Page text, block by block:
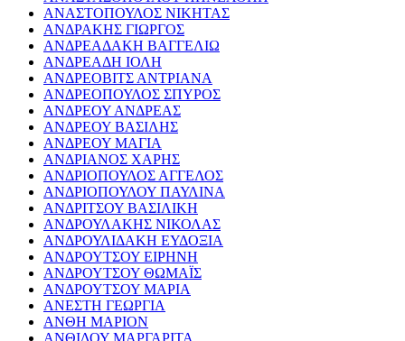
ΑΝΑΣΤΟΠΟΥΛΟΣ ΝΙΚΗΤΑΣ
ΑΝΔΡΑΚΗΣ ΓΙΩΡΓΟΣ
ΑΝΔΡΕΑΔΑΚΗ ΒΑΓΓΕΛΙΩ
ΑΝΔΡΕΑΔΗ ΙΟΛΗ
ΑΝΔΡΕΟΒΙΤΣ ΑΝΤΡΙΑΝΑ
ΑΝΔΡΕΟΠΟΥΛΟΣ ΣΠΥΡΟΣ
ΑΝΔΡΕΟΥ ΑΝΔΡΕΑΣ
ΑΝΔΡΕΟΥ ΒΑΣΙΛΗΣ
ΑΝΔΡΕΟΥ ΜΑΓΙΑ
ΑΝΔΡΙΑΝΟΣ ΧΑΡΗΣ
ΑΝΔΡΙΟΠΟΥΛΟΣ ΑΓΓΕΛΟΣ
ΑΝΔΡΙΟΠΟΥΛΟΥ ΠΑΥΛΙΝΑ
ΑΝΔΡΙΤΣΟΥ ΒΑΣΙΛΙΚΗ
ΑΝΔΡΟΥΛΑΚΗΣ ΝΙΚΟΛΑΣ
ΑΝΔΡΟΥΛΙΔΑΚΗ ΕΥΔΟΞΙΑ
ΑΝΔΡΟΥΤΣΟΥ ΕΙΡΗΝΗ
ΑΝΔΡΟΥΤΣΟΥ ΘΩΜΑΪΣ
ΑΝΔΡΟΥΤΣΟΥ ΜΑΡΙΑ
ΑΝΕΣΤΗ ΓΕΩΡΓΙΑ
ΑΝΘΗ ΜΑΡΙΟΝ
ΑΝΘΙΔΟΥ ΜΑΡΓΑΡΙΤΑ